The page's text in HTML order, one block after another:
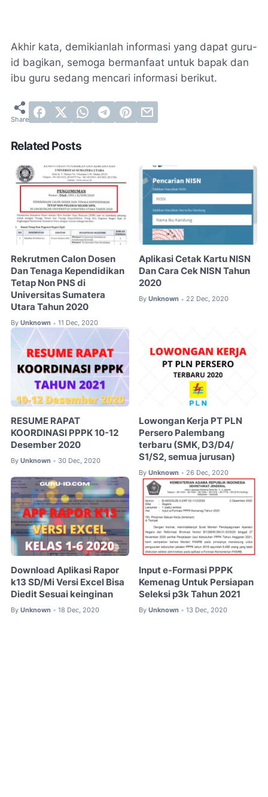
Akhir kata, demikianlah informasi yang dapat guru-
id bagikan, semoga bermanfaat untuk bapak dan
ibu guru sedang mencari informasi berikut.
Related Posts
Rekrutmen Calon Dosen
Dan Tenaga Kependidikan
Tetap Non PNS di
Universitas Sumatera
Utara Tahun 2020
By Unknown • 11 Dec, 2020
Aplikasi Cetak Kartu NISN
Dan Cara Cek NISN Tahun
2020
By Unknown • 22 Dec, 2020
RESUME RAPAT
KOORDINASI PPPK 10-12
Desember 2020
By Unknown • 30 Dec, 2020
Lowongan Kerja PT PLN
Persero Palembang
terbaru (SMK, D3/D4/
S1/S2, semua jurusan)
By Unknown • 26 Dec, 2020
Download Aplikasi Rapor
k13 SD/Mi Versi Excel Bisa
Diedit Sesuai keinginan
By Unknown • 18 Dec, 2020
Input e-Formasi PPPK
Kemenag Untuk Persiapan
Seleksi p3k Tahun 2021
By Unknown • 13 Dec, 2020